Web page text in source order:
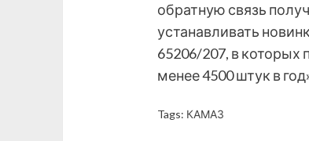
обратную связь
устанавливать
65206/207, в которых
менее 4500 штук в
Tags: КАМАЗ